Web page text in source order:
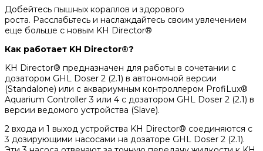
Добейтесь пышных кораллов и здорового
роста. Расслабьтесь и наслаждайтесь своим увлечением
еще больше с новым KH Director®
Как работает KH Director®?
KH Director® предназначен для работы в сочетании с
дозатором GHL Doser 2 (2.1) в автономной версии
(Standalone) или с аквариумным контроллером ProfiLux®
Aquarium Controller 3 или 4 с дозатором GHL Doser 2 (2.1) в
версии ведомого устройства (Slave).
2 входа и 1 выход устройства KH Director® соединяются с
3 дозирующими насосами на дозаторе GHL Doser 2 (2.1).